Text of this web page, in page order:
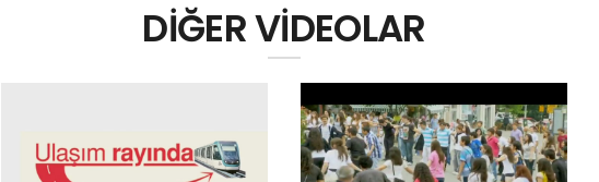
DİĞER VİDEOLAR